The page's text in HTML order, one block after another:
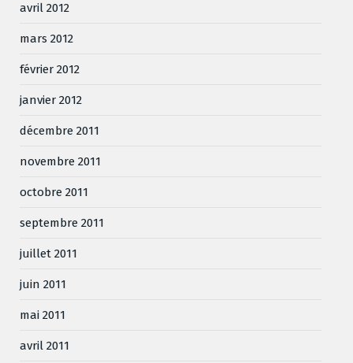
avril 2012
mars 2012
février 2012
janvier 2012
décembre 2011
novembre 2011
octobre 2011
septembre 2011
juillet 2011
juin 2011
mai 2011
avril 2011